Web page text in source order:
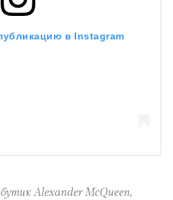
в Instagram
Alexander McQueen,